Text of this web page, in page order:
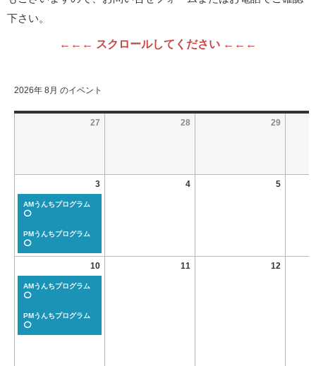
下さい。
←←← スクロールしてください ←←←
2026年 8月 のイベント
27 28 29
3
AMうんちプログラム
⭕
PMうんちプログラム
⭕
4 5
10
AMうんちプログラム
⭕
PMうんちプログラム
⭕
11 12